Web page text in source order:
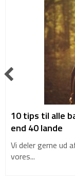
10 tips til alle
end 40 lande
Vi deler gerne ud
vores...